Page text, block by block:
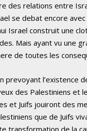
des relations entre
se debat encore
Israel construit une
Mais ayant vu une
de toutes les
l’existence
des Palestiniens et
et Juifs jouiront des
que de Juifs
transformation de la